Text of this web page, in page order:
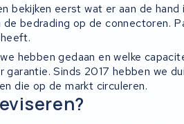
bekijken eerst wat er aan de hand
bedrading op de connectoren.
hebben gedaan en welke
Sinds 2017 hebben we
die op de markt circuleren.